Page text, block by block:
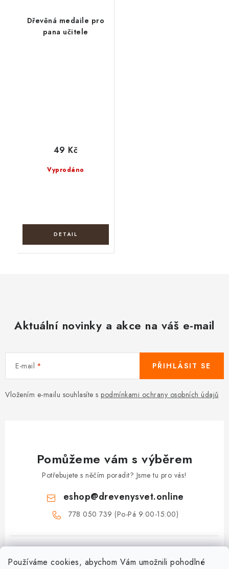
Používáme cookies, abychom Vám umožnili pohodlné
Dřevěná medaile pro
pana učitele
Vyprodáno
49 Kč
Aktuální novinky a akce na váš e-mail
E-mail
Vložením e-mailu souhlasíte s podmínkami ochrany osobních údajů
PŘIHLÁSIT SE
Pomůžeme vám s výběrem
Potřebujete s něčím poradit? Jsme tu pro vás!
eshop@drevenysvet.online
778 050 739 (Po-Pá 9:00-15:00)